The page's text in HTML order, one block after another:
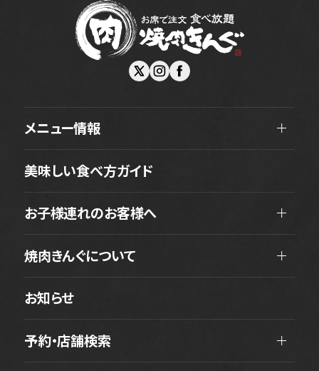
メニュー情報
美味しい食べ方ガイド
お子様連れのお客様へ
焼肉きんぐについて
お知らせ
予約・店舗検索